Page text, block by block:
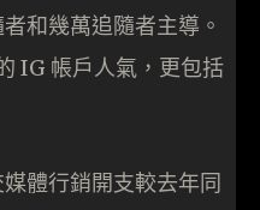
和幾萬追隨者主導。
IG 帳戶人氣，更包括
體行銷開支較去年同